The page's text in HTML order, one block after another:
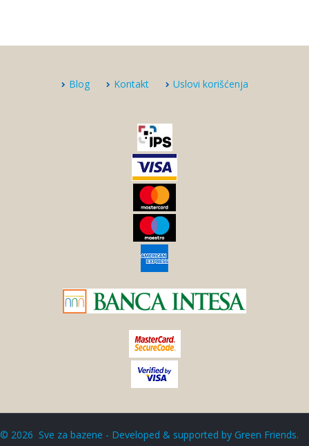
Blog Kontakt Uslovi korišćenja
© 2026 Sve za bazene - Developed & supported by Green Friends.